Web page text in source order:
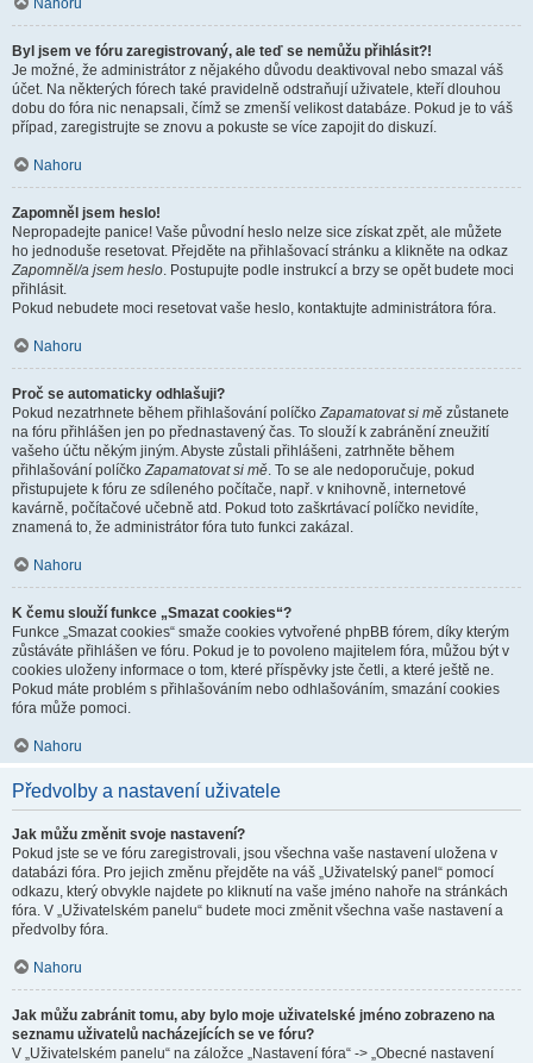
Nahoru
Byl jsem ve fóru zaregistrovaný, ale teď se nemůžu přihlásit?!
Je možné, že administrátor z nějakého důvodu deaktivoval nebo smazal váš
účet. Na některých fórech také pravidelně odstraňují uživatele, kteří dlouhou
dobu do fóra nic nenapsali, čímž se zmenší velikost databáze. Pokud je to váš
případ, zaregistrujte se znovu a pokuste se více zapojit do diskuzí.
Nahoru
Zapomněl jsem heslo!
Nepropadejte panice! Vaše původní heslo nelze sice získat zpět, ale můžete
ho jednoduše resetovat. Přejděte na přihlašovací stránku a klikněte na odkaz
Zapomněl/a jsem heslo. Postupujte podle instrukcí a brzy se opět budete moci
přihlásit.
Pokud nebudete moci resetovat vaše heslo, kontaktujte administrátora fóra.
Nahoru
Proč se automaticky odhlašuji?
Pokud nezatrhnete během přihlašování políčkoZapamatovat si mě zůstanete
na fóru přihlášen jen po přednastavený čas. To slouží k zabránění zneužití
vašeho účtu někým jiným. Abyste zůstali přihlášeni, zatrhněte během
přihlašování políčkoZapamatovat si mě. To se ale nedoporučuje, pokud
přistupujete k fóru ze sdíleného počítače, např. v knihovně, internetové
kavárně, počítačové učebně atd. Pokud toto zaškrtávací políčko nevidíte,
znamená to, že administrátor fóra tuto funkci zakázal.
Nahoru
K čemu slouží funkce „Smazat cookies“?
Funkce „Smazat cookies“ smaže cookies vytvořené phpBB fórem, díky kterým
zůstáváte přihlášen ve fóru. Pokud je to povoleno majitelem fóra, můžou být v
cookies uloženy informace o tom, které příspěvky jste četli, a které ještě ne.
Pokud máte problém s přihlašováním nebo odhlašováním, smazání cookies
fóra může pomoci.
Nahoru
Předvolby a nastavení uživatele
Jak můžu změnit svoje nastavení?
Pokud jste se ve fóru zaregistrovali, jsou všechna vaše nastavení uložena v
databázi fóra. Pro jejich změnu přejděte na váš „Uživatelský panel“ pomocí
odkazu, který obvykle najdete po kliknutí na vaše jméno nahoře na stránkách
fóra. V „Uživatelském panelu“ budete moci změnit všechna vaše nastavení a
předvolby fóra.
Nahoru
Jak můžu zabránit tomu, aby bylo moje uživatelské jméno zobrazeno na
seznamu uživatelů nacházejících se ve fóru?
V „Uživatelském panelu“ na záložce „Nastavení fóra“ -> „Obecné nastavení